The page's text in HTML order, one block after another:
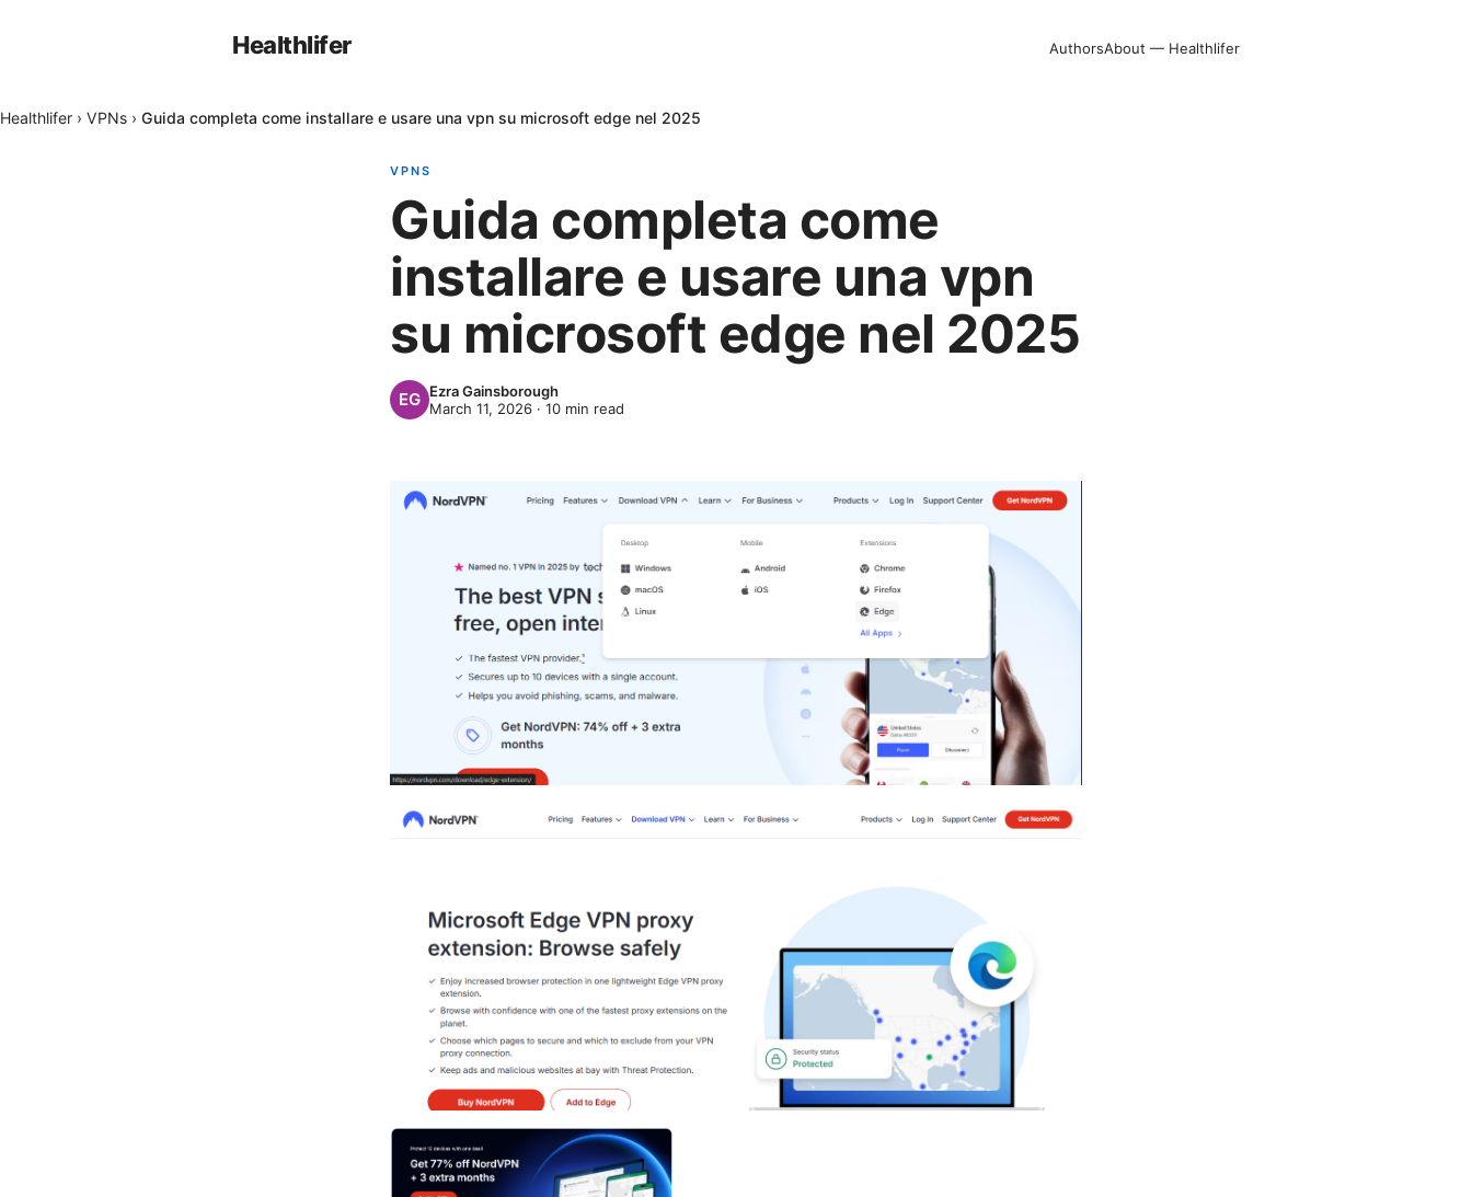
Healthlifer AuthorsAbout — Healthlifer
Healthlifer › VPNs › Guida completa come installare e usare una vpn su microsoft edge nel 2025
VPNS
Guida completa come
installare e usare una vpn
su microsoft edge nel 2025
Ezra Gainsborough
March 11, 2026 · 10 min read